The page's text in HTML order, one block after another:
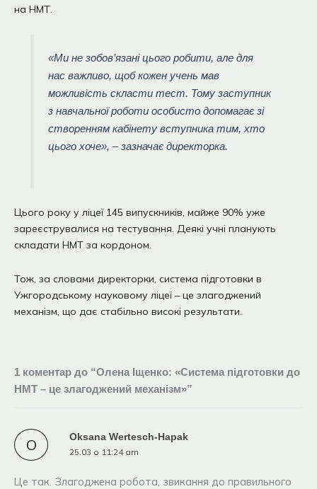
на НМТ.
«Ми не зобов’язані цього робити, але для
нас важливо, щоб кожен учень мав
можливість скласти тест. Тому заступник
з навчальної роботи особисто допомагає зі
створенням кабінету вступника тим, хто
цього хоче», – зазначає директорка.
Цього року у ліцеї 145 випускників, майже 90% уже
зареєструвалися на тестування. Деякі учні планують
складати НМТ за кордоном.
Тож, за словами директорки, система підготовки в
Ужгородському науковому ліцеї – це злагоджений
механізм, що дає стабільно високі результати.
1 коментар до “Олена Іщенко: «Система підготовки до
НМТ – це злагоджений механізм»”
O Oksana Wertesch-Hapak
25.03 о 11:24 am
Це так. Злагоджена робота, звикання до правильного